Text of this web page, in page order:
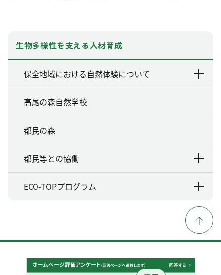
生物多様性を支える人材育成
保全地域における自然体験について
高尾の森自然学校
都民の森
都民等との協働
ECO-TOPプログラム